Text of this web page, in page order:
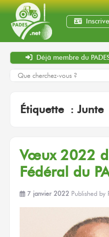
Déjà membre du
Étiquette : Junte
Vœux 2022
Fédéral du
7 janvier 2022 Published by